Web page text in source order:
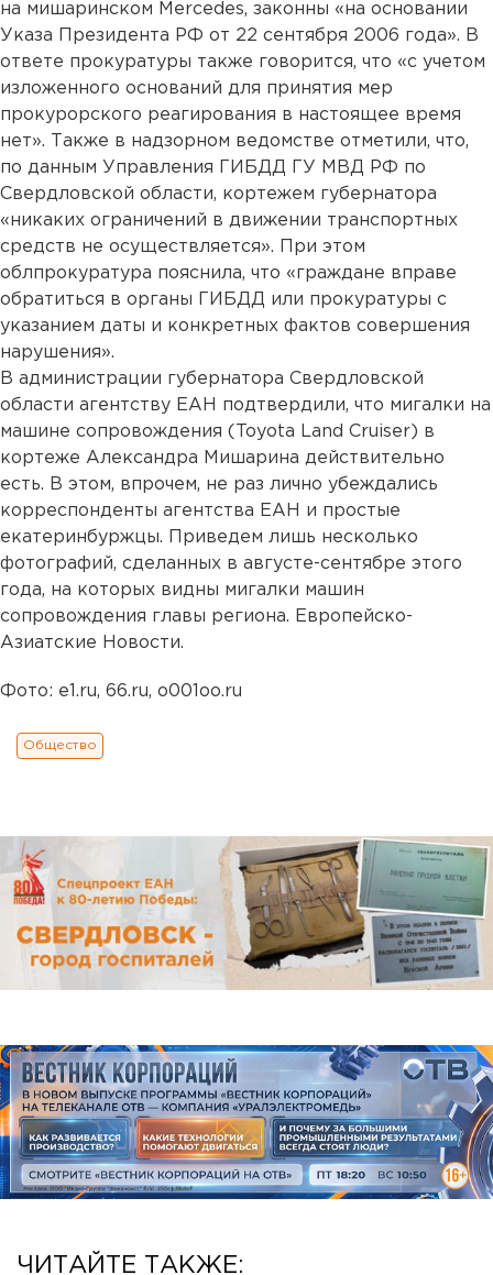
на мишаринском Mercedes, законны «на основании
Указа Президента РФ от 22 сентября 2006 года». В
ответе прокуратуры также говорится, что «с учетом
изложенного оснований для принятия мер
прокурорского реагирования в настоящее время
нет». Также в надзорном ведомстве отметили, что,
по данным Управления ГИБДД ГУ МВД РФ по
Свердловской области, кортежем губернатора
«никаких ограничений в движении транспортных
средств не осуществляется». При этом
облпрокуратура пояснила, что «граждане вправе
обратиться в органы ГИБДД или прокуратуры с
указанием даты и конкретных фактов совершения
нарушения».
В администрации губернатора Свердловской
области агентству ЕАН подтвердили, что мигалки на
машине сопровождения (Toyota Land Cruiser) в
кортеже Александра Мишарина действительно
есть. В этом, впрочем, не раз лично убеждались
корреспонденты агентства ЕАН и простые
екатеринбуржцы. Приведем лишь несколько
фотографий, сделанных в августе-сентябре этого
года, на которых видны мигалки машин
сопровождения главы региона. Европейско-
Азиатские Новости.
Фото: e1.ru, 66.ru, o001oo.ru
Общество
ЧИТАЙТЕ ТАКЖЕ: